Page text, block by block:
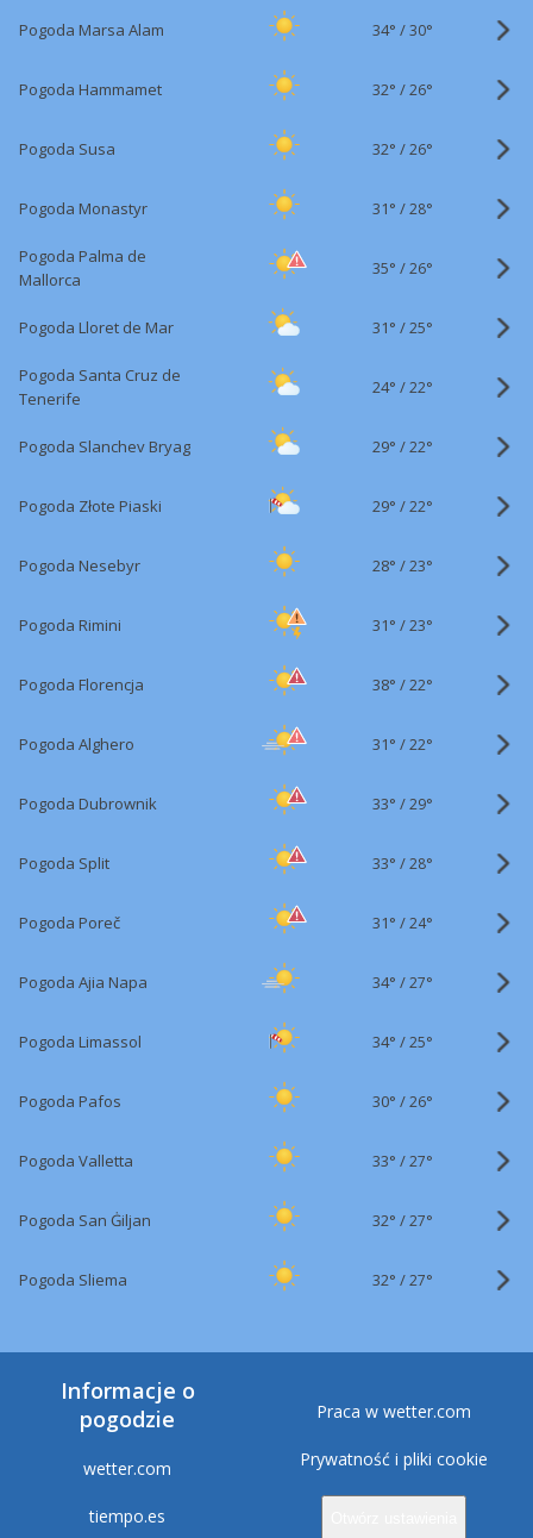
Pogoda Marsa Alam 34° /30°
Pogoda Hammamet 32° /26°
Pogoda Susa 32° /26°
Pogoda Monastyr 31° /28°
Pogoda Palma de
Mallorca
35° /26°
Pogoda Lloret de Mar 31° /25°
Pogoda Santa Cruz de
Tenerife
24° /22°
Pogoda Slanchev Bryag 29° /22°
Pogoda Złote Piaski 29° /22°
Pogoda Nesebyr 28° /23°
Pogoda Rimini 31° /23°
Pogoda Florencja 38° /22°
Pogoda Alghero 31° /22°
Pogoda Dubrownik 33° /29°
Pogoda Split 33° /28°
Pogoda Poreč 31° /24°
Pogoda Ajia Napa 34° /27°
Pogoda Limassol 34° /25°
Pogoda Pafos 30° /26°
Pogoda Valletta 33° /27°
Pogoda San Ġiljan 32° /27°
Pogoda Sliema 32° /27°
Informacje o
pogodzie
wetter.com
tiempo.es
Praca w wetter.com
Prywatność i pliki cookie